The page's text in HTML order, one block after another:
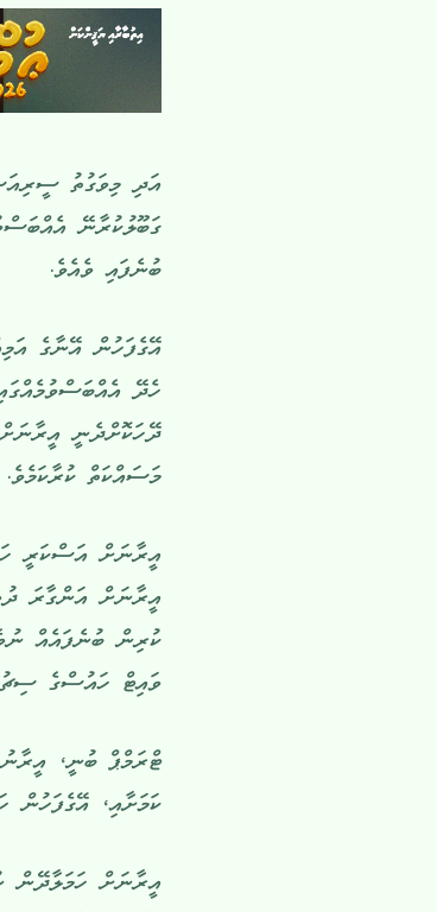
އަދި މިވަގުތު
ގަބޫލުކުރާނޭ
ބުނެފައި ވެއެވެ.
އޭގެފަހުން އޭނާގެ
ހެދޭ
ދޭހަކޮށްދެނީ
މަސައްކަތް ކުރާކަމެވެ.
އީރާނަށް އަސްކަރީ
އީރާނަށް އަންގާރަ
ކުރިން ބުނެފައެއް
ވައިޓް ހައުސްގެ
ޓްރަމްޕް ބުނީ،
ކަމަށާއި،
އީރާނަށް ހަމަލާދޭން